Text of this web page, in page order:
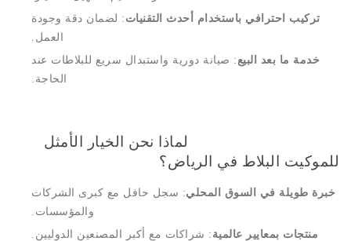
تركيب احترافي باستخدام أحدث التقنيات : لضمان دقة وجودة
العمل.
خدمة ما بعد البيع : صيانة دورية واستبدال سريع للبلاطات عند
الحاجة.
لماذا نحن الخيار الأمثل
للموكيت البلاط في الرياض؟
خبرة طويلة في السوق المحلي: سجل حافل مع كبرى الشركات
والمؤسسات.
منتجات بمعايير عالمية : شراكات مع أكبر المصنعين الدوليين.